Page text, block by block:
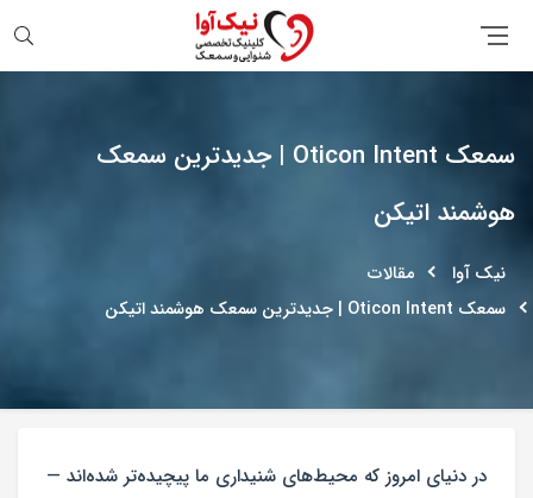
سمعک Oticon Intent | جدیدترین سمعک
هوشمند اتیکن
نیک آوا
مقالات
سمعک Oticon Intent | جدیدترین سمعک هوشمند اتیکن
در دنیای امروز که محیط‌های شنیداری ما پیچیده‌تر شده‌اند —